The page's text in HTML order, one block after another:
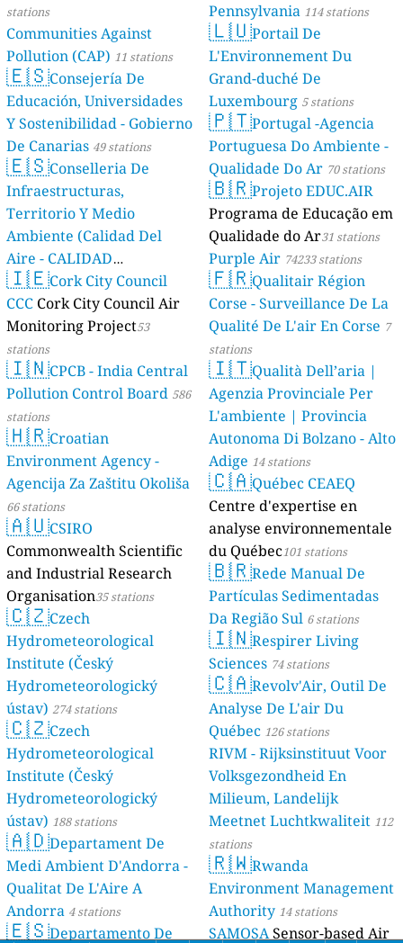
stations
Communities Against
Pollution (CAP) 11 stations
🇪🇸Consejería De
Educación, Universidades
Y Sostenibilidad - Gobierno
De Canarias 49 stations
🇪🇸Conselleria De
Infraestructuras,
Territorio Y Medio
Ambiente (Calidad Del
Aire - CALIDAD
AMBIENTAL) 23 stations
🇮🇪Cork City Council
CCC Cork City Council Air
Monitoring Project53
stations
🇮🇳CPCB - India Central
Pollution Control Board 586
stations
🇭🇷Croatian
Environment Agency -
Agencija Za Zaštitu Okoliša
66 stations
🇦🇺CSIRO
Commonwealth Scientific
and Industrial Research
Organisation35 stations
🇨🇿Czech
Hydrometeorological
Institute (Český
Hydrometeorologický
ústav) 274 stations
🇨🇿Czech
Hydrometeorological
Institute (Český
Hydrometeorologický
ústav) 188 stations
🇦🇩Departament De
Medi Ambient D'Andorra -
Qualitat De L'Aire A
Andorra 4 stations
🇪🇸Departamento De
Pennsylvania 114 stations
🇱🇺Portail De
L'Environnement Du
Grand-duché De
Luxembourg 5 stations
🇵🇹Portugal -Agencia
Portuguesa Do Ambiente -
Qualidade Do Ar 70 stations
🇧🇷Projeto EDUC.AIR
Programa de Educação em
Qualidade do Ar31 stations
Purple Air 74233 stations
🇫🇷Qualitair Région
Corse - Surveillance De La
Qualité De L'air En Corse 7
stations
🇮🇹Qualità Dell’aria |
Agenzia Provinciale Per
L'ambiente | Provincia
Autonoma Di Bolzano - Alto
Adige 14 stations
🇨🇦Québec CEAEQ
Centre d'expertise en
analyse environnementale
du Québec101 stations
🇧🇷Rede Manual De
Partículas Sedimentadas
Da Região Sul 6 stations
🇮🇳Respirer Living
Sciences 74 stations
🇨🇦Revolv'Air, Outil De
Analyse De L'air Du
Québec 126 stations
RIVM - Rijksinstituut Voor
Volksgezondheid En
Milieum, Landelijk
Meetnet Luchtkwaliteit 112
stations
🇷🇼Rwanda
Environment Management
Authority 14 stations
SAMOSASensor-based Air